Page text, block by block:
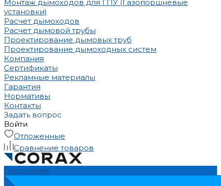
Монтаж дымоходов для ГПУ (Газопоршневые
установки)
Расчет дымоходов
Расчет дымовой трубы
Проектирование дымовых труб
Проектирование дымоходных систем
Компания
Сертификаты
Рекламные материалы
Гарантия
Нормативы
Контакты
Задать вопрос
Войти
Отложенные
Сравнение товаров
Продукция